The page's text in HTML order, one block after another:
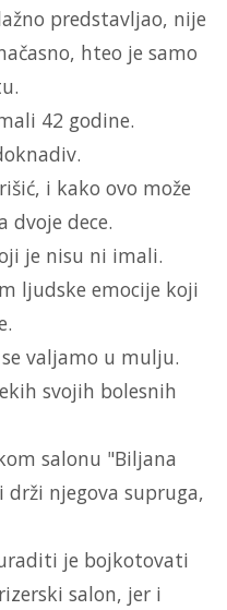
predstavljao, nije
hteo je samo
42 godine.
i kako ovo može
dvoje dece.
je nisu ni imali.
ljudske emocije koji
valjamo u mulju.
svojih bolesnih
salonu "Biljana
njegova supruga,
je bojkotovati
salon, jer i